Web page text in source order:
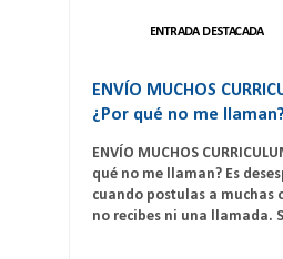
ENTRADA DESTACADA
ENVÍO MUCHOS
¿Por qué no me llaman?
ENVÍO MUCHOS
qué no me llaman? Es
cuando postulas a muchas
no recibes ni una llamada.